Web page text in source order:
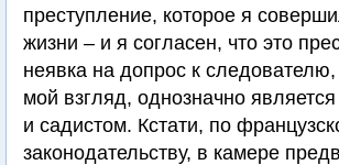
преступление, которое я
жизни – и я согласен, что это
неявка на допрос к
мой взгляд, однозначно
и садистом. Кстати, по
законодательству, в камере